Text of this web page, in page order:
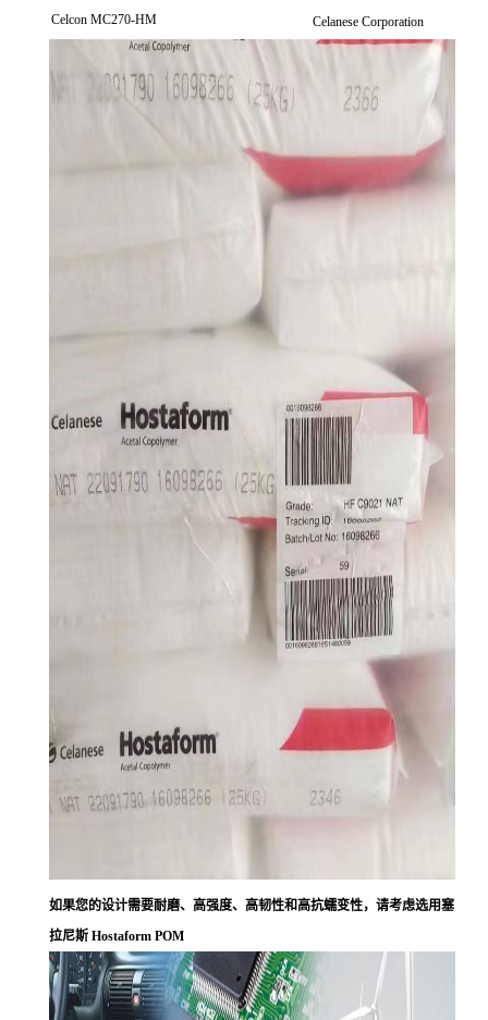
Celcon MC270-HM
Celanese Corporation
如果您的设计需要耐磨、高强度、高韧性和高抗蠕变性，请考虑选用塞
拉尼斯 Hostaform POM